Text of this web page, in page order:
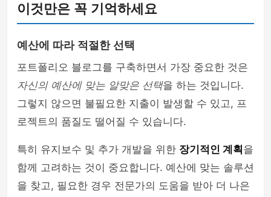
이것만은 꼭 기억하세요
예산에 따라 적절한 선택
포트폴리오 블로그를 구축하면서 가장 중요한 것은
자신의 예산에 맞는 알맞은 선택을 하는 것입니다.
그렇지 않으면 불필요한 지출이 발생할 수 있고, 프
로젝트의 품질도 떨어질 수 있습니다.
특히 유지보수 및 추가 개발을 위한 장기적인 계획 을
함께 고려하는 것이 중요합니다. 예산에 맞는 솔루션
을 찾고, 필요한 경우 전문가의 도움을 받아 더 나은